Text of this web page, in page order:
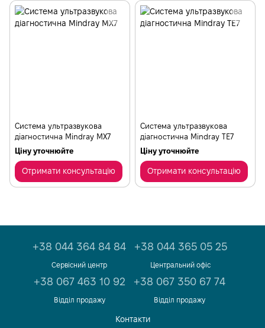
Cистема ультразвукова
діагностична Mindray МХ7
Ціну уточнюйте
Отримати консультацію
Cистема ультразвукова
діагностична Mindray ТЕ7
Ціну уточнюйте
Отримати консультацію
+38 044 364 84 84
Сервісний центр
+38 044 365 05 25
Центральний офіс
+38 067 463 10 92
Відділ продажу
+38 067 350 67 74
Відділ продажу
Контакти